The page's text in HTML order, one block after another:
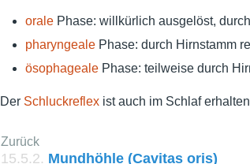
oralePhase: willkürlich ausgelöst,
pharyngealePhase: durch Hirnstamm
ösophagealePhase: teilweise durch
Der Schluckreflexist auch im Schlaf
Zurück
15.5.2. Mundhöhle (Cavitas oris)